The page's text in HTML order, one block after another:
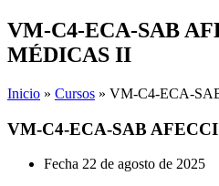
VM-C4-ECA-SAB
MÉDICAS II
Inicio » Cursos » VM-C4-ECA-
VM-C4-ECA-SAB
Fecha 22 de agosto de 2025